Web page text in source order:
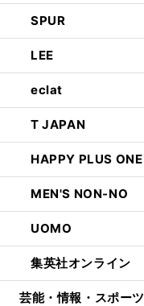
SPUR
LEE
eclat
T JAPAN
HAPPY PLUS ONE
MEN'S NON-NO
UOMO
集英社オンライン
芸能・情報・スポーツ